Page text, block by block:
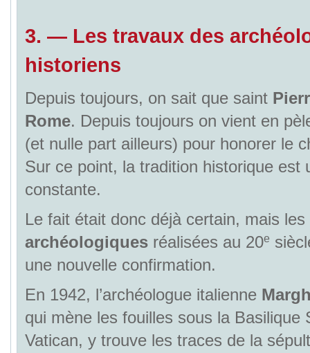
3. — Les travaux des
historiens
Depuis toujours, on sait que saint
Rome. Depuis toujours on vient en
(et nulle part ailleurs) pour honorer le
Sur ce point, la tradition historique est
constante.
Le fait était donc déjà certain, mais les
archéologiquesréalisées au 20e
une nouvelle confirmation.
En 1942, l’archéologue italienne
qui mène les fouilles sous la Basilique
Vatican, y trouve les traces de la